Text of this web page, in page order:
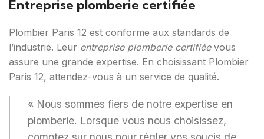
Entreprise plomberie certifiée
Plombier Paris 12 est conforme aux standards de
l’industrie. Leur entreprise plomberie certifiéevous
assure une grande expertise. En choisissant Plombier
Paris 12, attendez-vous à un service de qualité.
« Nous sommes fiers de notre expertise en
plomberie. Lorsque vous nous choisissez,